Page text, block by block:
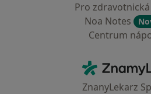
Pro
Noa Notes
Centrum
ZnanyLekarz